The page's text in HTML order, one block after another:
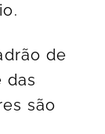
de
das
são